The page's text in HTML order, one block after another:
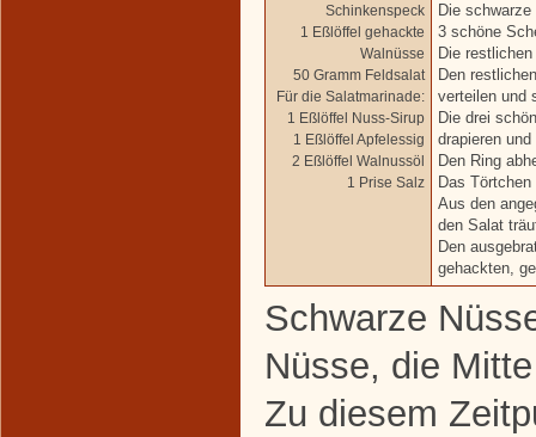
Schinkenspeck
1 Eßlöffel gehackte
Walnüsse
50 Gramm Feldsalat
Für die Salatmarinade:
1 Eßlöffel Nuss-Sirup
1 Eßlöffel Apfelessig
2 Eßlöffel Walnussöl
1 Prise Salz
Die
3 schöne
Die
Den
verteilen und
Die drei
drapieren
Den Ring
Das
Aus den
den Salat
Den
gehackten,
Schwarze
Nüsse, die
Zu diesem